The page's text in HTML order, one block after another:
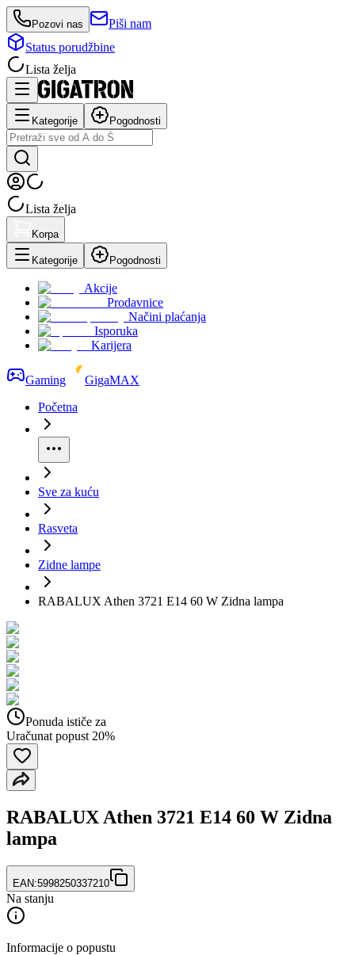
Pozovi nas
Piši nam
Status porudžbine
Lista želja
Kategorije Pogodnosti
Lista želja
Korpa
Kategorije Pogodnosti
Akcije
Prodavnice
Načini plaćanja
Isporuka
Karijera
Gaming
GigaMAX
Početna
Sve za kuću
Rasveta
Zidne lampe
RABALUX Athen 3721 E14 60 W Zidna lampa
Ponuda ističe za
Uračunat popust 20%
RABALUX Athen 3721 E14 60 W Zidna
lampa
EAN:5998250337210
Na stanju
Informacije o popustu